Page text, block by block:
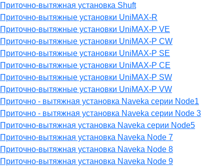
Приточно-вытяжная установка Shuft
Приточно-вытяжные установки UniMAX-R
Приточно-вытяжные установки UniMAX-P VE
Приточно-вытяжные установки UniMAX-P CW
Приточно-вытяжные установки UniMAX-P SE
Приточно-вытяжные установки UniMAX-P CE
Приточно-вытяжные установки UniMAX-P SW
Приточно-вытяжные установки UniMAX-P VW
Приточно - вытяжная установка Naveka серии Node1
Приточно - вытяжная установка Naveka серии Node 3
Приточно-вытяжная установка Naveka серии Node5
Приточно-вытяжная установка Naveka Node 7
Приточно-вытяжная установка Naveka Node 8
Приточно-вытяжная установка Naveka Node 9